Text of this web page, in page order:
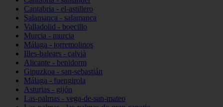
Cantabria - el-astillero
Salamanca - salamanca
Valladolid - boecillo
Murcia - murcia
Málaga - torremolinos
Illes-balears - calvià
Alicante - benidorm
Gipuzkoa - san-sebastián
Málaga - fuengirola
Asturias - gijón
Las-palmas - vega-de-san-mateo